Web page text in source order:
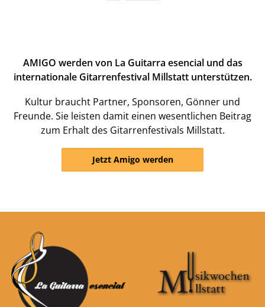
AMIGO werden von La Guitarra esencial und das
internationale Gitarrenfestival Millstatt unterstützen.
Kultur braucht Partner, Sponsoren, Gönner und
Freunde. Sie leisten damit einen wesentlichen Beitrag
zum Erhalt des Gitarrenfestivals Millstatt.
Jetzt Amigo werden